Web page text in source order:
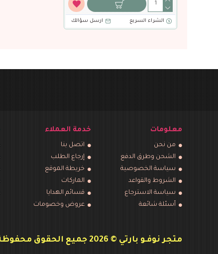
الشراء السريع ارسل سؤالك
معلومات
من نحن
الشحن وطرق الدفع
سياسة الخصوصية
الشروط والقواعد
سياسة الاسترجاع
أسئلة شائعة
خدمة العملاء
اتصل بنا
إرجاع الطلب
خريطة الموقع
الماركات
قسائم الهدايا
عروض وخصومات
متجر نوفـو بارتي © 2026 جميع الحقوق محفوظة